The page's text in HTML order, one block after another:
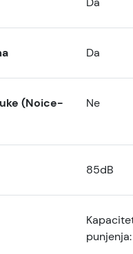
Da
(Noice-
Ne
85dB